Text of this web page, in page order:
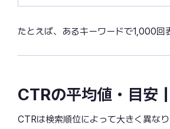
たとえば、あるキーワードで1,000回
CTRの平均値・目安
CTRは検索順位によって大きく異な